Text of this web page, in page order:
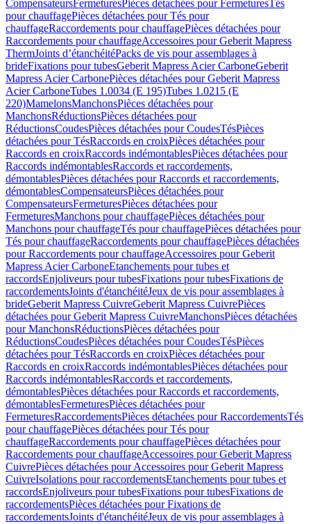
CompensateursFermeturesPièces détachées pour FermeturesTés
pour chauffagePièces détachées pour Tés pour
chauffageRaccordements pour chauffagePièces détachées pour
Raccordements pour chauffageAccessoires pour Geberit Mapress
ThermJoints d’étanchéitéPacks de vis pour assemblages à
brideFixations pour tubesGeberit Mapress Acier CarboneGeberit
Mapress Acier CarbonePièces détachées pour Geberit Mapress
Acier CarboneTubes 1.0034 (E 195)Tubes 1.0215 (E
220)MamelonsManchonsPièces détachées pour
ManchonsRéductionsPièces détachées pour
RéductionsCoudesPièces détachées pour CoudesTésPièces
détachées pour TésRaccords en croixPièces détachées pour
Raccords en croixRaccords indémontablesPièces détachées pour
Raccords indémontablesRaccords et raccordements,
démontablesPièces détachées pour Raccords et raccordements,
démontablesCompensateursPièces détachées pour
CompensateursFermeturesPièces détachées pour
FermeturesManchons pour chauffagePièces détachées pour
Manchons pour chauffageTés pour chauffagePièces détachées pour
Tés pour chauffageRaccordements pour chauffagePièces détachées
pour Raccordements pour chauffageAccessoires pour Geberit
Mapress Acier CarboneEtanchements pour tubes et
raccordsEnjoliveurs pour tubesFixations pour tubesFixations de
raccordementsJoints d'étanchéitéJeux de vis pour assemblages à
brideGeberit Mapress CuivreGeberit Mapress CuivrePièces
détachées pour Geberit Mapress CuivreManchonsPièces détachées
pour ManchonsRéductionsPièces détachées pour
RéductionsCoudesPièces détachées pour CoudesTésPièces
détachées pour TésRaccords en croixPièces détachées pour
Raccords en croixRaccords indémontablesPièces détachées pour
Raccords indémontablesRaccords et raccordements,
démontablesPièces détachées pour Raccords et raccordements,
démontablesFermeturesPièces détachées pour
FermeturesRaccordementsPièces détachées pour RaccordementsTés
pour chauffagePièces détachées pour Tés pour
chauffageRaccordements pour chauffagePièces détachées pour
Raccordements pour chauffageAccessoires pour Geberit Mapress
CuivrePièces détachées pour Accessoires pour Geberit Mapress
CuivreIsolations pour raccordementsEtanchements pour tubes et
raccordsEnjoliveurs pour tubesFixations pour tubesFixations de
raccordementsPièces détachées pour Fixations de
raccordementsJoints d'étanchéitéJeux de vis pour assemblages à